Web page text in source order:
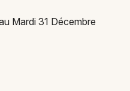
Mardi 31 Décembre